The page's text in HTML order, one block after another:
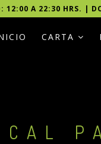
12:00 A 22:30 HRS. |
CARTA